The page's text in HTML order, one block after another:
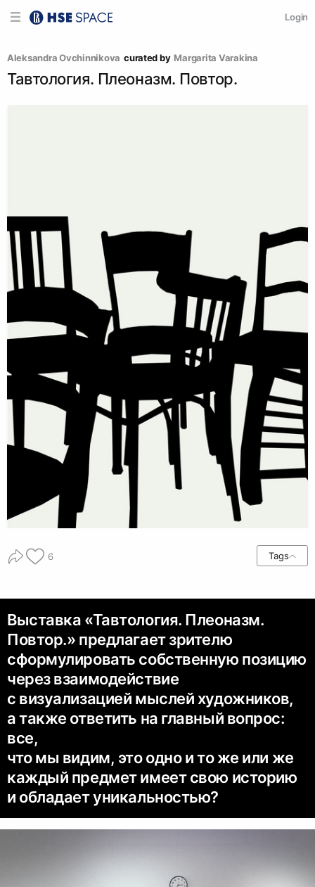
Login
Aleksandra Ovchinnikova curated by Margarita Varakina
Тавтология. Плеоназм. Повтор.
6 Tags
Выставка «Тавтология. Плеоназм.
Повтор.» предлагает зрителю
сформулировать собственную позицию
через взаимодействие
с визуализацией мыслей художников,
а также ответить на главный вопрос:
все,
что мы видим, это одно и то же или же
каждый предмет имеет свою историю
и обладает уникальностью?